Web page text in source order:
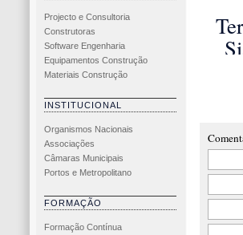
Projecto e Consultoria
Construtoras
Software Engenharia
Equipamentos Construção
Materiais Construção
INSTITUCIONAL
Organismos Nacionais
Associações
Câmaras Municipais
Portos e Metropolitano
FORMAÇÃO
Formação Contínua